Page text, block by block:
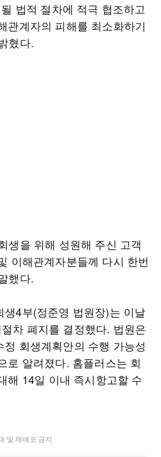
법적 절차에 적극 협조하고
관계자의 피해를 최소화하기
혔다.
생을 위해 성원해 주신 고객
이해관계자분들께 다시 한번
했다.
생4부(정준영 법원장)는 이날
차 폐지를 결정했다. 법원은
회생계획안의 수행 가능성
로 알려졌다. 홈플러스는 회
해 14일 이내 즉시항고할 수
및 재배포 금지